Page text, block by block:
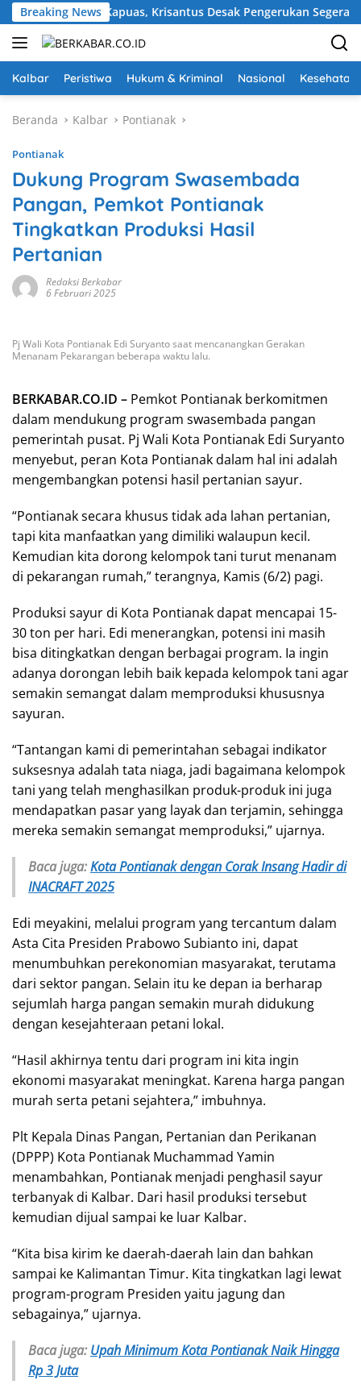
Langsung
ke
konten
Breaking News
Sungai Kapuas, Krisantus Desak Pengerukan Segera
Kalbar Peristiwa Hukum & Kriminal Nasional Kesehatan
Beranda Kalbar Pontianak
Pontianak
Dukung Program Swasembada
Pangan, Pemkot Pontianak
Tingkatkan Produksi Hasil
Pertanian
Redaksi Berkabar
6 Februari 2025
Pj Wali Kota Pontianak Edi Suryanto saat mencanangkan Gerakan
Menanam Pekarangan beberapa waktu lalu.
BERKABAR.CO.ID – Pemkot Pontianak berkomitmen
dalam mendukung program swasembada pangan
pemerintah pusat. Pj Wali Kota Pontianak Edi Suryanto
menyebut, peran Kota Pontianak dalam hal ini adalah
mengembangkan potensi hasil pertanian sayur.
“Pontianak secara khusus tidak ada lahan pertanian,
tapi kita manfaatkan yang dimiliki walaupun kecil.
Kemudian kita dorong kelompok tani turut menanam
di pekarangan rumah,” terangnya, Kamis (6/2) pagi.
Produksi sayur di Kota Pontianak dapat mencapai 15-
30 ton per hari. Edi menerangkan, potensi ini masih
bisa ditingkatkan dengan berbagai program. Ia ingin
adanya dorongan lebih baik kepada kelompok tani agar
semakin semangat dalam memproduksi khususnya
sayuran.
“Tantangan kami di pemerintahan sebagai indikator
suksesnya adalah tata niaga, jadi bagaimana kelompok
tani yang telah menghasilkan produk-produk ini juga
mendapatkan pasar yang layak dan terjamin, sehingga
mereka semakin semangat memproduksi,” ujarnya.
Baca juga:Kota Pontianak dengan Corak Insang Hadir di
INACRAFT 2025
Edi meyakini, melalui program yang tercantum dalam
Asta Cita Presiden Prabowo Subianto ini, dapat
menumbuhkan perekonomian masyarakat, terutama
dari sektor pangan. Selain itu ke depan ia berharap
sejumlah harga pangan semakin murah didukung
dengan kesejahteraan petani lokal.
“Hasil akhirnya tentu dari program ini kita ingin
ekonomi masyarakat meningkat. Karena harga pangan
murah serta petani sejahtera,” imbuhnya.
Plt Kepala Dinas Pangan, Pertanian dan Perikanan
(DPPP) Kota Pontianak Muchammad Yamin
menambahkan, Pontianak menjadi penghasil sayur
terbanyak di Kalbar. Dari hasil produksi tersebut
kemudian dijual sampai ke luar Kalbar.
“Kita bisa kirim ke daerah-daerah lain dan bahkan
sampai ke Kalimantan Timur. Kita tingkatkan lagi lewat
program-program Presiden yaitu jagung dan
sebagainya,” ujarnya.
Baca juga: Upah Minimum Kota Pontianak Naik Hingga
Rp 3 Juta